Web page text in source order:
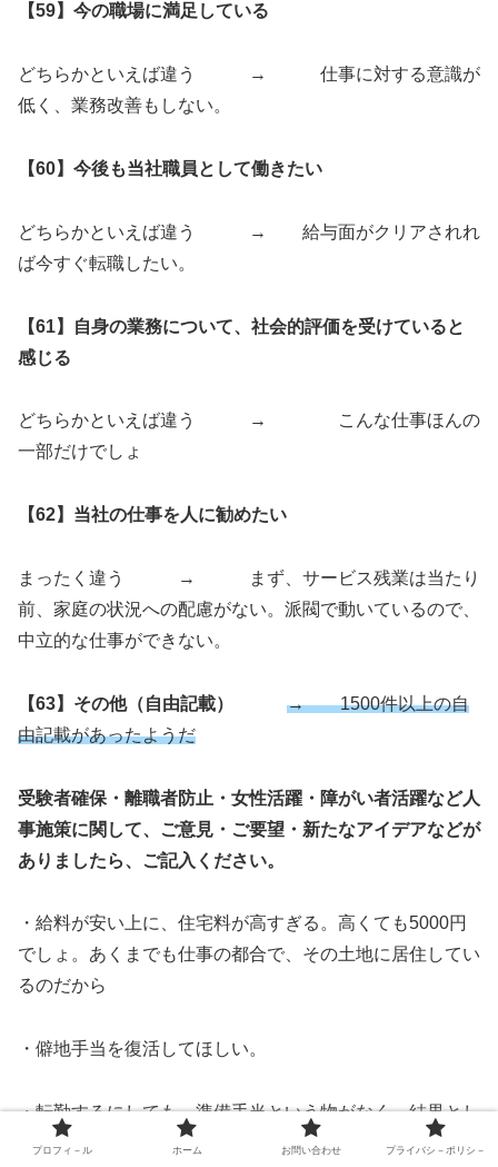
【59】今の職場に満足している
どちらかといえば違う → 仕事に対する意識が
低く、業務改善もしない。
【60】今後も当社職員として働きたい
どちらかといえば違う → 給与面がクリアされれ
ば今すぐ転職したい。
【61】自身の業務について、社会的評価を受けていると
感じる
どちらかといえば違う → こんな仕事ほんの
一部だけでしょ
【62】当社の仕事を人に勧めたい
まったく違う → まず、サービス残業は当たり
前、家庭の状況への配慮がない。派閥で動いているので、
中立的な仕事ができない。
【63】その他（自由記載） → 1500件以上の自
由記載があったようだ
受験者確保・離職者防止・女性活躍・障がい者活躍など人
事施策に関して、ご意見・ご要望・新たなアイデアなどが
ありましたら、ご記入ください。
・給料が安い上に、住宅料が高すぎる。高くても5000円
でしょ。あくまでも仕事の都合で、その土地に居住してい
るのだから
・僻地手当を復活してほしい。
・転勤するにしても、準備手当という物がなく、結果とし
て大赤字
プロフィ－ル ホーム お問い合わせ プライバシ－ポリシ－